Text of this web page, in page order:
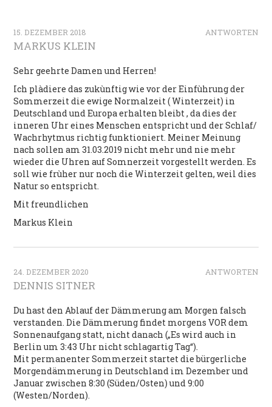
ANTWORTEN
15. DEZEMBER 2018
MARKUS KLEIN
Sehr geehrte Damen und Herren!
Ich plàdiere das zukùnftig wie vor der Einfùhrung der
Sommerzeit die ewige Normalzeit ( Winterzeit) in
Deutschland und Europa erhalten bleibt , da dies der
inneren Uhr eines Menschen entspricht und der Schlaf/
Wachrhytmus richtig funktioniert. Meiner Meinung
nach sollen am 31.03.2019 nicht mehr und nie mehr
wieder die Uhren auf Somnerzeit vorgestellt werden. Es
soll wie frùher nur noch die Winterzeit gelten, weil dies
Natur so entspricht.
Mit freundlichen
Markus Klein
ANTWORTEN
24. DEZEMBER 2020
DENNIS SITNER
Du hast den Ablauf der Dämmerung am Morgen falsch
verstanden. Die Dämmerung findet morgens VOR dem
Sonnenaufgang statt, nicht danach („Es wird auch in
Berlin um 3:43 Uhr nicht schlagartig Tag“).
Mit permanenter Sommerzeit startet die bürgerliche
Morgendämmerung in Deutschland im Dezember und
Januar zwischen 8:30 (Süden/Osten) und 9:00
(Westen/Norden).